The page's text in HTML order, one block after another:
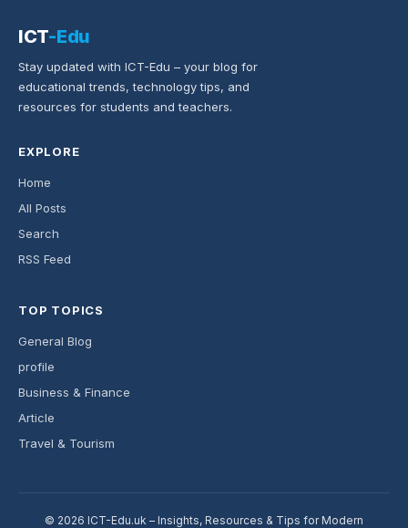
ICT-Edu
Stay updated with ICT-Edu – your blog for
educational trends, technology tips, and
resources for students and teachers.
EXPLORE
Home
All Posts
Search
RSS Feed
TOP TOPICS
General Blog
profile
Business & Finance
Article
Travel & Tourism
© 2026 ICT-Edu.uk – Insights, Resources & Tips for Modern